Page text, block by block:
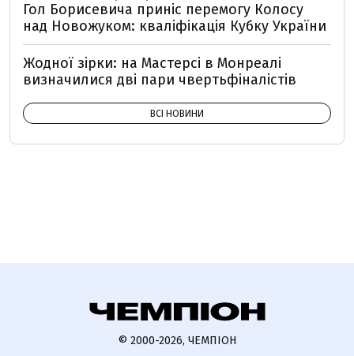
Гол Борисевича приніс перемогу Колосу
над Новожуком: кваліфікація Кубку України
Жодної зірки: на Мастерсі в Монреалі
визначилися дві пари чвертьфіналістів
ВСІ НОВИНИ
© 2000-2026, ЧЕМПІОН